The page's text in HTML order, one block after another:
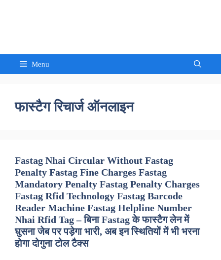
Menu
फास्टैग रिचार्ज ऑनलाइन
Fastag Nhai Circular Without Fastag
Penalty Fastag Fine Charges Fastag
Mandatory Penalty Fastag Penalty Charges
Fastag Rfid Technology Fastag Barcode
Reader Machine Fastag Helpline Number
Nhai Rfid Tag – बिना Fastag के फास्टैग लेन में
घुसना जेब पर पड़ेगा भारी, अब इन स्थितियों में भी भरना
होगा दोगुना टोल टैक्स